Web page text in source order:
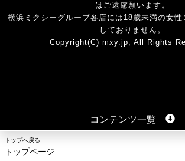
はご遠慮願います。
横浜ミクシーグループ各店には18歳未満の女
しておりません。
Copyright(C) mxy.jp, All Rights
コンテンツ一覧
トップへ戻る
トップページ